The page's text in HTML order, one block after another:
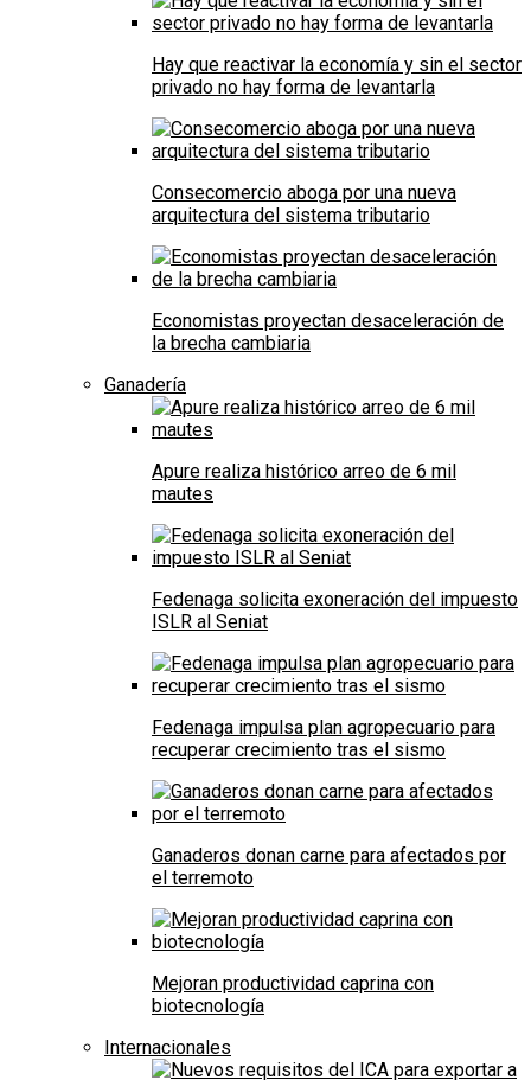
Hay que reactivar la economía y sin el sector
privado no hay forma de levantarla
Consecomercio aboga por una nueva
arquitectura del sistema tributario
Economistas proyectan desaceleración de
la brecha cambiaria
Ganadería
Apure realiza histórico arreo de 6 mil
mautes
Fedenaga solicita exoneración del impuesto
ISLR al Seniat
Fedenaga impulsa plan agropecuario para
recuperar crecimiento tras el sismo
Ganaderos donan carne para afectados por
el terremoto
Mejoran productividad caprina con
biotecnología
Internacionales